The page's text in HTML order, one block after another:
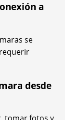
a
se
desde